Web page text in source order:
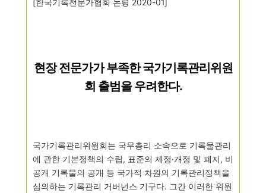
[한국기록전문가협회 논평 2020-01]
현장 전문가가 부족한 국가기록관리위원
회 출범을 우려한다.
국가기록관리위원회는 국무총리 소속으로 기록물관리
에 관한 기본정책의 수립, 표준의 제정·개정 및 폐지, 비
공개 기록물의 공개 등 국가적 차원의 기록관리정책을
심의하는 기록관리 거버넌스 기구다. 그간 이러한 위원